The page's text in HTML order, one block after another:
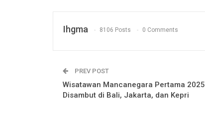
Ihgma 8106 Posts 0 Comments
PREV POST
Wisatawan Mancanegara Pertama 2025
Disambut di Bali, Jakarta, dan Kepri